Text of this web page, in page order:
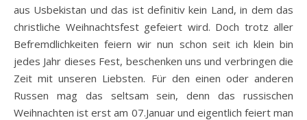
aus Usbekistan und das ist definitiv kein Land, in dem das
christliche Weihnachtsfest gefeiert wird. Doch trotz aller
Befremdlichkeiten feiern wir nun schon seit ich klein bin
jedes Jahr dieses Fest, beschenken uns und verbringen die
Zeit mit unseren Liebsten. Für den einen oder anderen
Russen mag das seltsam sein, denn das russischen
Weihnachten ist erst am 07.Januar und eigentlich feiert man